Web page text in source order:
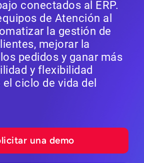
conectados al ERP.
de Atención al
la gestión de
mejorar la
pedidos y ganar más
y flexibilidad
ciclo de vida del
una demo